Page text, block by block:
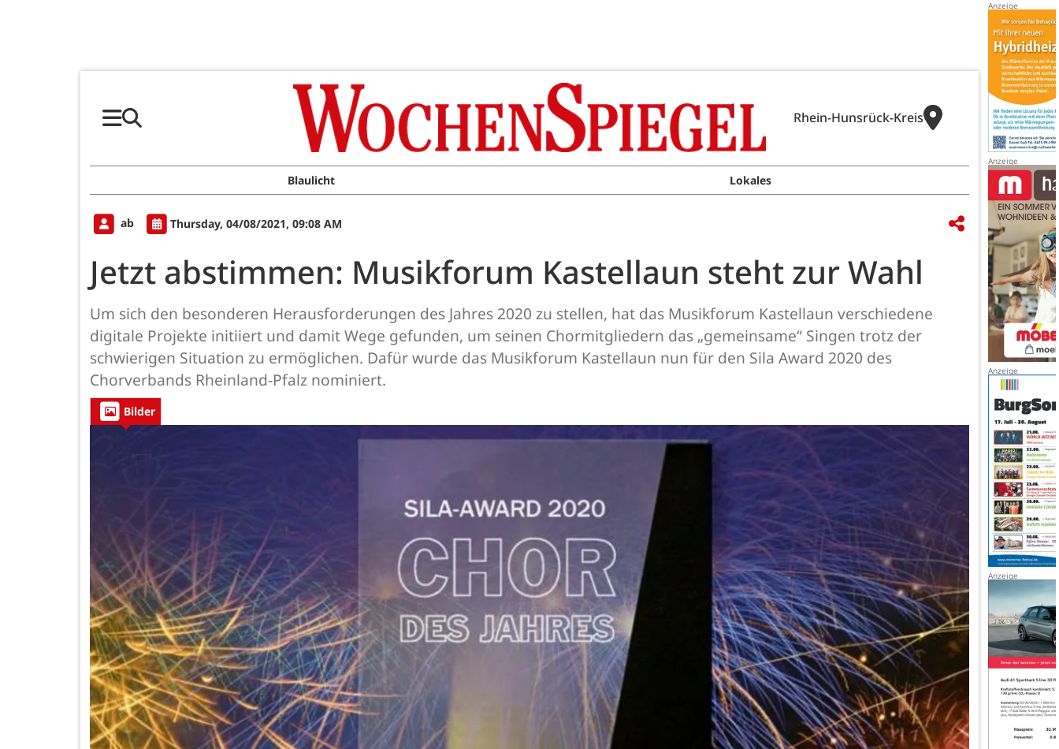
Rhein-Hunsrück-Kreis
Blaulicht Lokales
ab Thursday, 04/08/2021, 09:08 AM
Jetzt abstimmen: Musikforum Kastellaun steht zur Wahl
Um sich den besonderen Herausforderungen des Jahres 2020 zu stellen, hat das Musikforum Kastellaun verschiedene
digitale Projekte initiiert und damit Wege gefunden, um seinen Chormitgliedern das „gemeinsame“ Singen trotz der
schwierigen Situation zu ermöglichen. Dafür wurde das Musikforum Kastellaun nun für den Sila Award 2020 des
Chorverbands Rheinland-Pfalz nominiert.
Bilder